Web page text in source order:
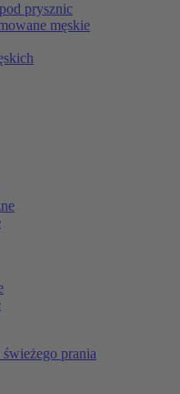
prysznic
męskie
prania